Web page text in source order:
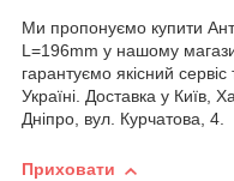
Ми пропонуємо купити
L=196mm у нашому
гарантуємо якісний
Україні. Доставка у Київ,
Дніпро, вул. Курчатова, 4.
Приховати